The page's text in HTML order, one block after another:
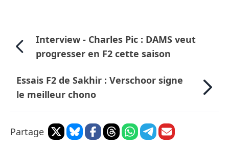
Interview - Charles Pic : DAMS veut
progresser en F2 cette saison
Essais F2 de Sakhir : Verschoor signe
le meilleur chono
Partage